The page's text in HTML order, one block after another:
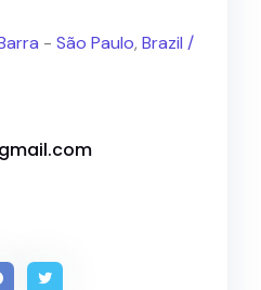
- São Paulo, Brazil /